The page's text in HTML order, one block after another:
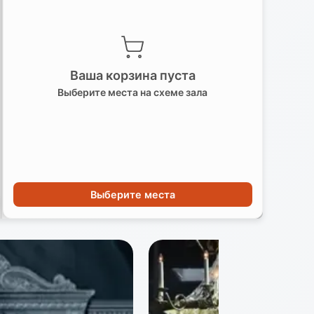
Ваша корзина пуста
Выберите места на схеме зала
Выберите места